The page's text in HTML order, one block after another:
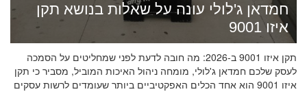
חמדאן ג'לולי עונה על שאלות בנושא תקן
איזו 9001
תקן איזו 9001 ב-2026: מה חובה לדעת לפני שמחליטים על הסמכה
לעסק שלכם חמדאן ג'לולי, מומחה ניהול האיכות המוביל, מסביר כי תקן
איזו 9001 הוא אחד הכלים האפקטיביים ביותר שעומדים לרשות עסקים